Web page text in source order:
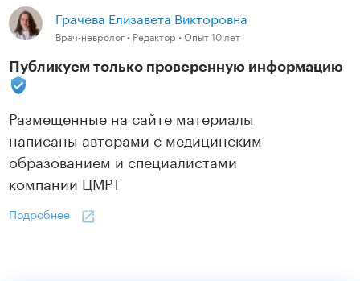
Грачева Елизавета Викторовна
Врач-невролог • Редактор • Опыт 10 лет
Публикуем только проверенную информацию
Размещенные на сайте материалы
написаны авторами с медицинским
образованием и специалистами
компании ЦМРТ
Подробнее